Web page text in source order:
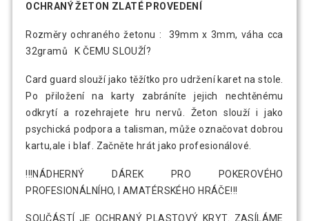
OCHRANÝ ŽETON ZLATÉ PROVEDENÍ
Rozměry ochraného žetonu : 39mm x 3mm, váha cca
32gramů K ČEMU SLOUŽÍ?
Card guard slouží jako těžítko pro udržení karet na stole.
Po přiložení na karty zabráníte jejich nechtěnému
odkrytí a rozehrajete hru nervů. Žeton slouží i jako
psychická podpora a talisman, může označovat dobrou
kartu,ale i blaf. Začněte hrát jako profesionálové.
!!!NÁDHERNÝ DÁREK PRO POKEROVÉHO
PROFESIONÁLNÍHO, I AMATÉRSKÉHO HRÁČE!!!
SOUČÁSTÍ JE OCHRANÝ PLASTOVÝ KRYT. ZASÍLÁME